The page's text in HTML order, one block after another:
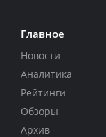
Главное
Новости
Аналитика
Рейтинги
Обзоры
Архив